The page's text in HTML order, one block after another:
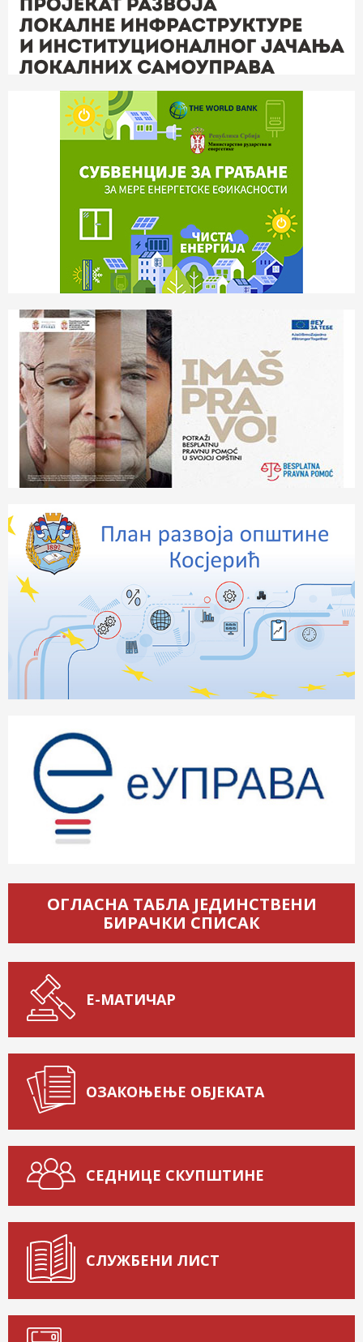
ОГЛАСНА ТАБЛА ЈЕДИНСТВЕНИ
БИРАЧКИ СПИСАК
Е-МАТИЧАР
ОЗАКОЊЕЊЕ ОБЈЕКАТА
СЕДНИЦЕ СКУПШТИНЕ
СЛУЖБЕНИ ЛИСТ